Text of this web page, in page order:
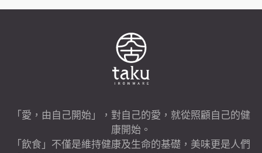
「愛，由自己開始」，對自己的愛，就從照顧自己的健
康開始。
「飲食」不僅是維持健康及生命的基礎，美味更是人們